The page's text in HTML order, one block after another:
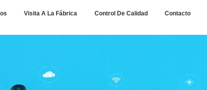
Visita A La Fábrica Control De Calidad Contacto